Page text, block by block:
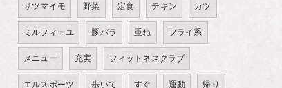
サツマイモ 野菜 定食 チキン カツ
ミルフィーユ 豚バラ 重ね フライ系
メニュー 充実 フィットネスクラブ
エルスポーツ 歩いて すぐ 運動 帰り